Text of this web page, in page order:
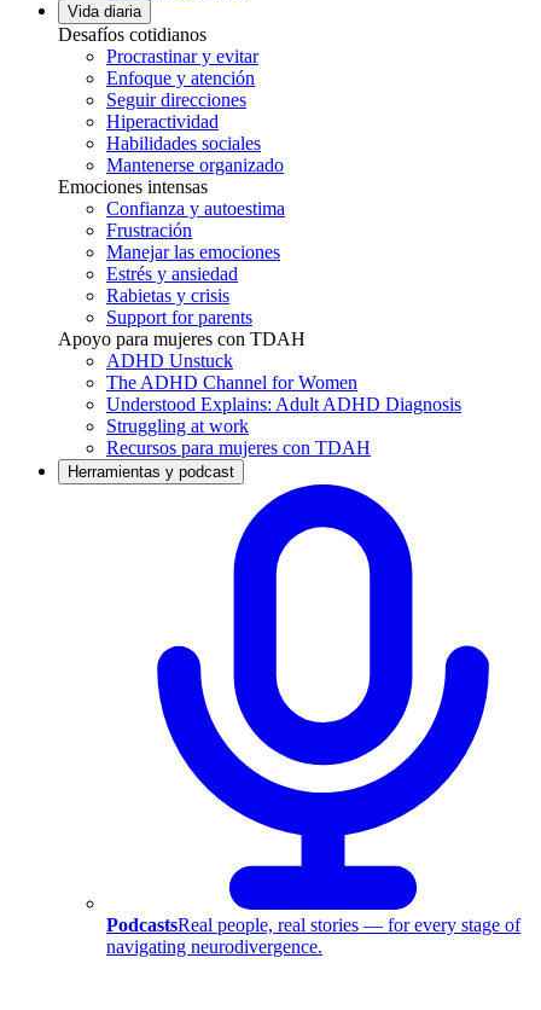
Vida diaria
Desafíos cotidianos
Procrastinar y evitar
Enfoque y atención
Seguir direcciones
Hiperactividad
Habilidades sociales
Mantenerse organizado
Emociones intensas
Confianza y autoestima
Frustración
Manejar las emociones
Estrés y ansiedad
Rabietas y crisis
Support for parents
Apoyo para mujeres con TDAH
ADHD Unstuck
The ADHD Channel for Women
Understood Explains: Adult ADHD Diagnosis
Struggling at work
Recursos para mujeres con TDAH
Herramientas y podcast
PodcastsReal people, real stories — for every stage of
navigating neurodivergence.